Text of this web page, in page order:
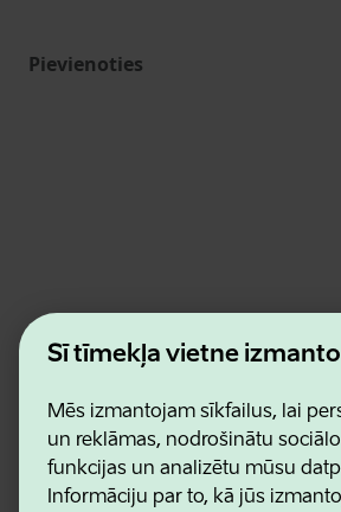
Šī tīmekļa vietne
Mēs izmantojam sīkfailus, lai
un reklāmas, nodrošinātu
funkcijas un analizētu mūsu
Informāciju par to, kā jūs
Pievienoties
Estonian Business and Innovation
Kontakti
Lietošanas noteikumi
Sīkdatņu un konfidencialitātes